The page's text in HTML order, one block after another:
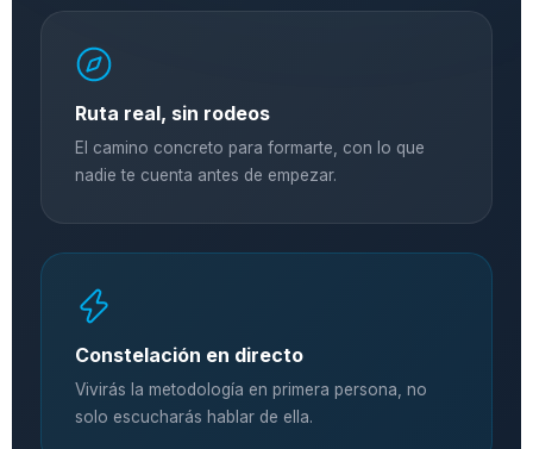
Ruta real, sin rodeos
El camino concreto para formarte, con lo que
nadie te cuenta antes de empezar.
Constelación en directo
Vivirás la metodología en primera persona, no
solo escucharás hablar de ella.